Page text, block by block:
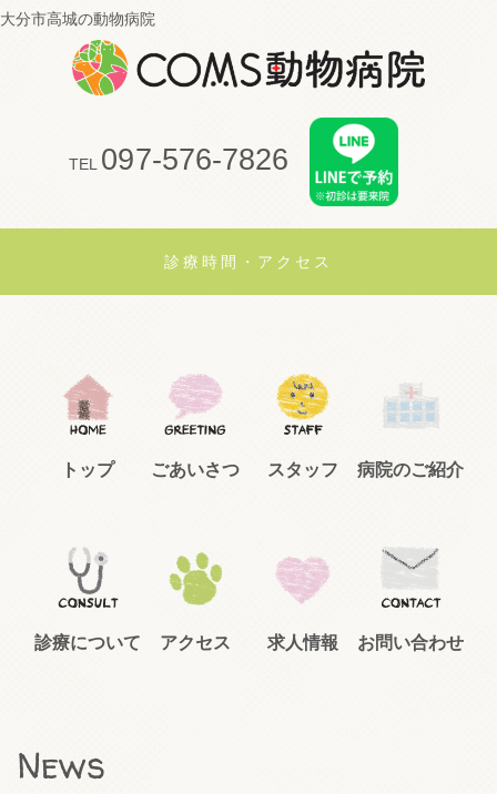
大分市高城の動物病院
TEL 097-576-7826
診療時間・アクセス
トップ ごあいさつ スタッフ 病院のご紹介
診療について アクセス 求人情報 お問い合わせ
News